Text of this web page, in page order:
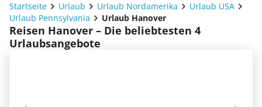
Startseite Urlaub Urlaub Nordamerika
Urlaub USA
Urlaub Pennsylvania
Urlaub Hanover
Reisen Hanover – Die beliebtesten 4
Urlaubsangebote